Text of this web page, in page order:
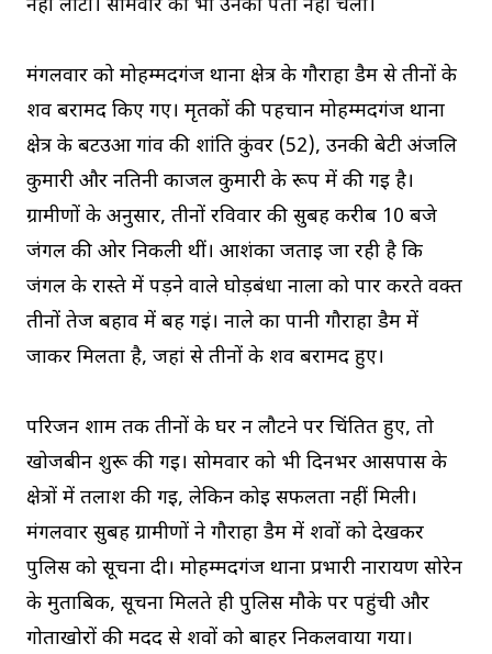
नहीं लौटीं। सोमवार को भी उनका पता नहीं चला।
मंगलवार को मोहम्मदगंज थाना क्षेत्र के गौराहा डैम से तीनों के
शव बरामद किए गए। मृतकों की पहचान मोहम्मदगंज थाना
क्षेत्र के बटउआ गांव की शांति कुंवर (52), उनकी बेटी अंजलि
कुमारी और नतिनी काजल कुमारी के रूप में की गई है।
ग्रामीणों के अनुसार, तीनों रविवार की सुबह करीब 10 बजे
जंगल की ओर निकली थीं। आशंका जताई जा रही है कि
जंगल के रास्ते में पड़ने वाले घोड़बंधा नाला को पार करते वक्त
तीनों तेज बहाव में बह गईं। नाले का पानी गौराहा डैम में
जाकर मिलता है, जहां से तीनों के शव बरामद हुए।
परिजन शाम तक तीनों के घर न लौटने पर चिंतित हुए, तो
खोजबीन शुरू की गई। सोमवार को भी दिनभर आसपास के
क्षेत्रों में तलाश की गई, लेकिन कोई सफलता नहीं मिली।
मंगलवार सुबह ग्रामीणों ने गौराहा डैम में शवों को देखकर
पुलिस को सूचना दी। मोहम्मदगंज थाना प्रभारी नारायण सोरेन
के मुताबिक, सूचना मिलते ही पुलिस मौके पर पहुंची और
गोताखोरों की मदद से शवों को बाहर निकलवाया गया।